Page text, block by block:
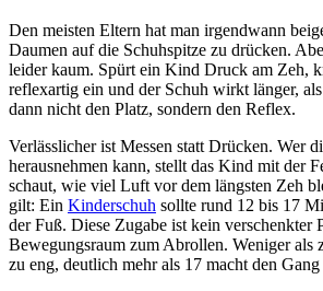
Den meisten Eltern hat man irgendwann
Daumen auf die Schuhspitze zu drücken.
leider kaum. Spürt ein Kind Druck am Zeh,
reflexartig ein und der Schuh wirkt länger,
dann nicht den Platz, sondern den Reflex.
Verlässlicher ist Messen statt Drücken. Wer
herausnehmen kann, stellt das Kind mit der
schaut, wie viel Luft vor dem längsten Zeh
gilt: Ein Kinderschuh sollte rund 12 bis 17
der Fuß. Diese Zugabe ist kein verschenkter
Bewegungsraum zum Abrollen. Weniger
zu eng, deutlich mehr als 17 macht den Gang